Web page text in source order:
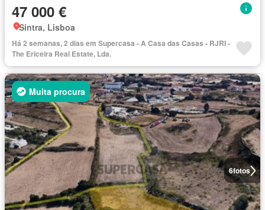
47 000 €
Sintra, Lisboa
Há 2 semanas, 2 dias em Supercasa - A Casa das Casas - RJRI -
The Ericeira Real Estate, Lda.
6fotos
Muita procura